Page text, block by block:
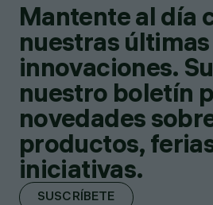
Mantente al día
nuestras últimas
innovaciones.
nuestro boletín
novedades
productos,
iniciativas.
SUSCRÍBETE